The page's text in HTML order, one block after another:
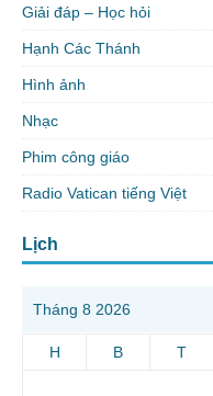
Giải đáp – Học hỏi
Hạnh Các Thánh
Hình ảnh
Nhạc
Phim công giáo
Radio Vatican tiếng Việt
Lịch
Tháng 8 2026
H B T